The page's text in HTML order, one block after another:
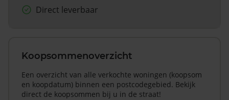
Direct leverbaar
Koopsommenoverzicht
Een overzicht van alle verkochte woningen (koopsom
en koopdatum) binnen een postcodegebied. Bekijk
direct de koopsommen bij u in de straat!